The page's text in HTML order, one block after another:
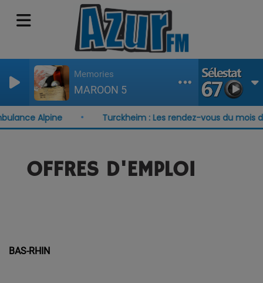
Memories
MAROON 5
Alpine Turckheim : Les rendez-vous du mois
OFFRES D'EMPLOI
BAS-RHIN